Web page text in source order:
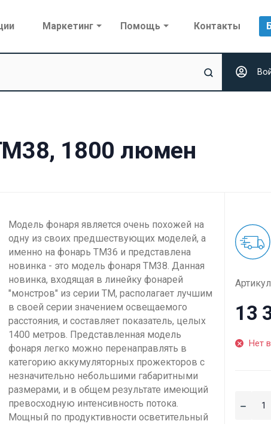
Маркетинг Помощь Контакты
1800 люмен
Модель фонаря является очень похожей на
одну из своих предшествующих моделей, а
именно на фонарь TM36 и представлена
новинка - это модель фонаря ТМ38. Данная
новинка, входящая в линейку фонарей
"монстров" из серии ТМ, располагает лучшим
в своей серии значением освещаемого
расстояния, и составляет показатель, целых
1400 метров. Представленная модель
фонаря легко можно перенаправлять в
категорию аккумуляторных прожекторов с
незначительно небольшими габаритными
размерами, и в общем результате имеющий
превосходную интенсивность потока.
Мощный по продуктивности осветительный
13
Нет